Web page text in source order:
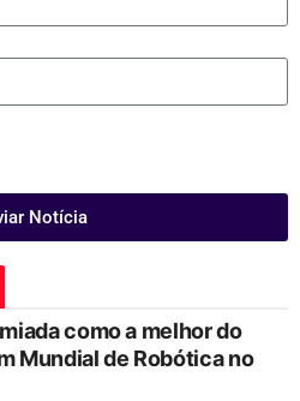
Notícia
como a melhor do
Mundial de Robótica no